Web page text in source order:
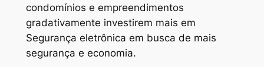
condomínios e empreendimentos
gradativamente investirem mais em
Segurança eletrônica em busca de mais
segurança e economia.